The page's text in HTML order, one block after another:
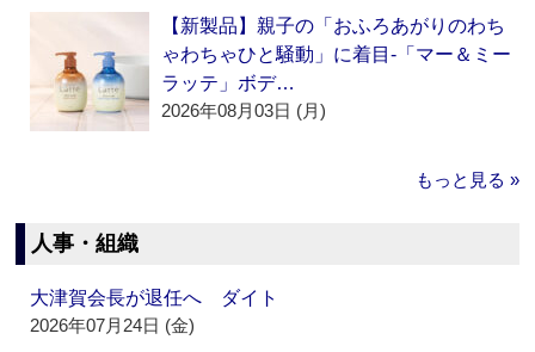
【新製品】親子の「おふろあがりのわち
ゃわちゃひと騒動」に着目‐「マー＆ミー
ラッテ」ボデ…
2026年08月03日 (月)
もっと見る »
人事・組織
大津賀会長が退任へ ダイト
2026年07月24日 (金)